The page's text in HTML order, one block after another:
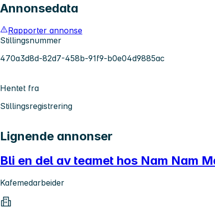
Annonsedata
Rapporter annonse
Stillingsnummer
470a3d8d-82d7-458b-91f9-b0e04d9885ac
Hentet fra
Stillingsregistrering
Lignende annonser
Bli en del av teamet hos Nam Nam
Kafemedarbeider